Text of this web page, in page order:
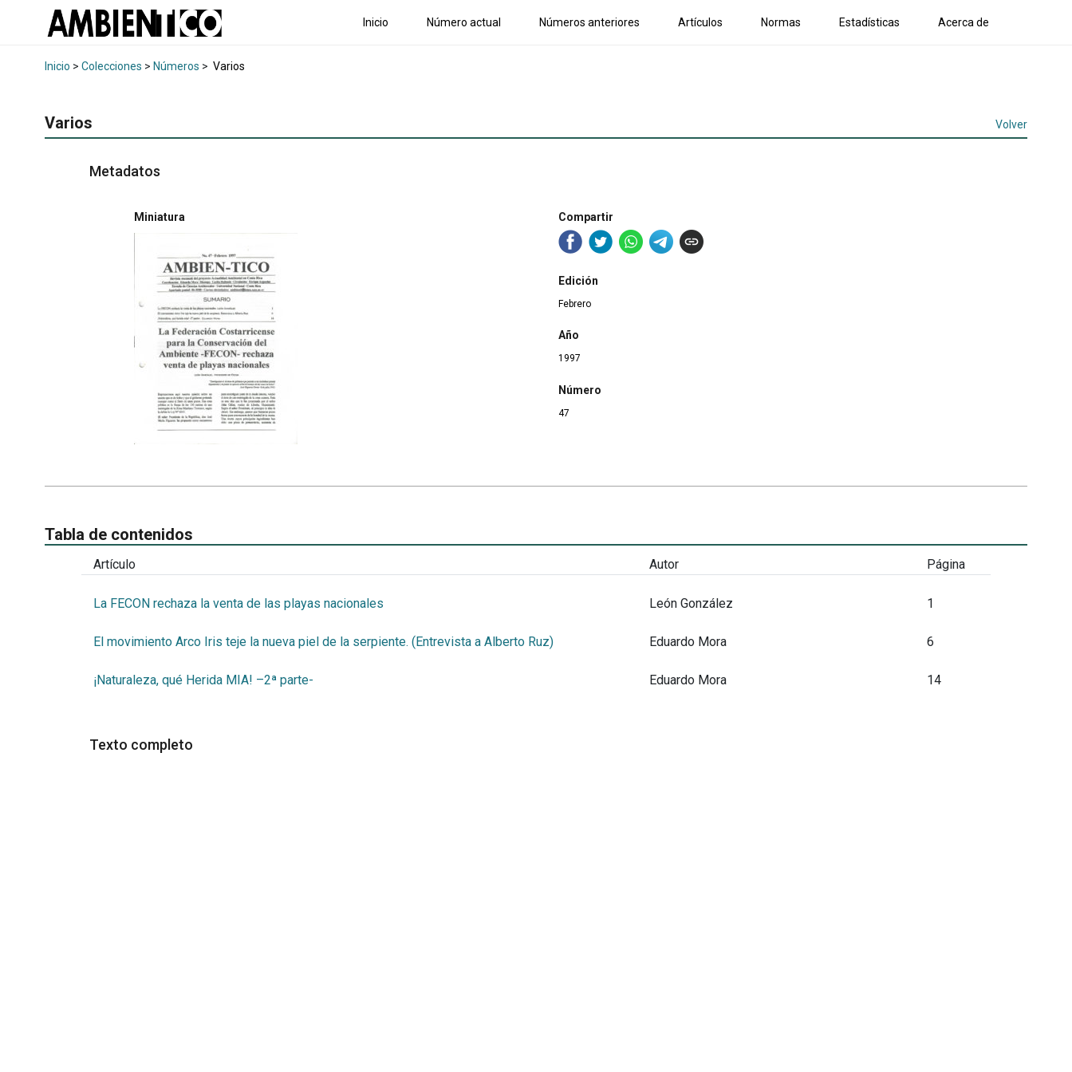
Inicio Número actual Números anteriores Artículos Normas Estadísticas Acerca de
Inicio > Colecciones > Números > Varios
Varios Volver
Metadatos
Miniatura Compartir
Edición
Febrero
Año
1997
Número
47
Tabla de contenidos
Artículo Autor Página
La FECON rechaza la venta de las playas nacionales León González 1
El movimiento Arco Iris teje la nueva piel de la serpiente. (Entrevista a Alberto Ruz) Eduardo Mora 6
¡Naturaleza, qué Herida MIA! –2ª parte- Eduardo Mora 14
Texto completo